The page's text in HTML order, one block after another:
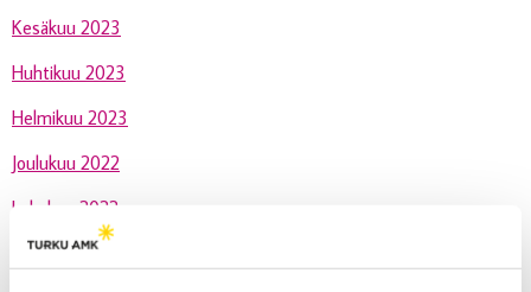
Kesäkuu 2023
Huhtikuu 2023
Helmikuu 2023
Joulukuu 2022
Lokakuu 2022
Syyskuu 2022